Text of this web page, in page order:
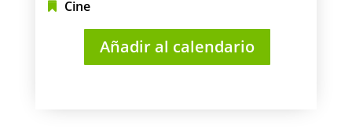
Cine
Añadir al calendario